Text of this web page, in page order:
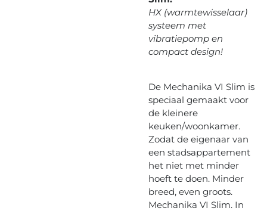
HX (warmtewisselaar)
systeem met
vibratiepomp en
compact design!
De Mechanika VI Slim is
speciaal gemaakt voor
de kleinere
keuken/woonkamer.
Zodat de eigenaar van
een stadsappartement
het niet met minder
hoeft te doen. Minder
breed, even groots.
Mechanika VI Slim. In